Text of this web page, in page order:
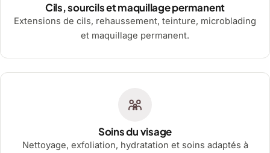
Cils, sourcils et maquillage permanent
Extensions de cils, rehaussement, teinture, microblading
et maquillage permanent.
Soins du visage
Nettoyage, exfoliation, hydratation et soins adaptés à